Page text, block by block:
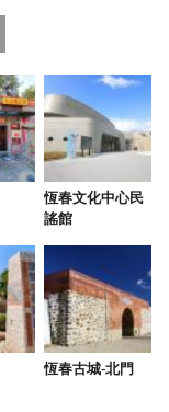
恆春文化中心民
謠館
恆春古城-北門